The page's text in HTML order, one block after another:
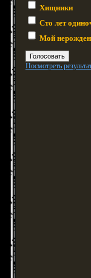
Хищники
Сто лет
Мой
Посмотреть